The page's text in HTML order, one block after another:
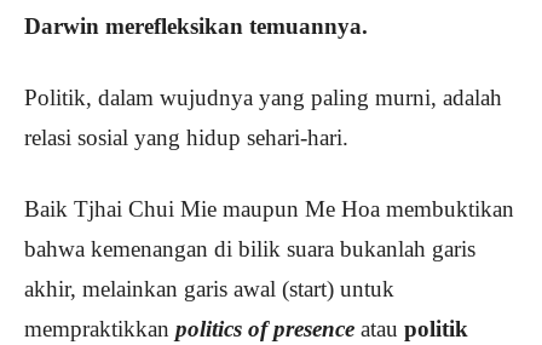
Darwin merefleksikan temuannya.
Politik, dalam wujudnya yang paling murni, adalah
relasi sosial yang hidup sehari-hari.
Baik Tjhai Chui Mie maupun Me Hoa membuktikan
bahwa kemenangan di bilik suara bukanlah garis
akhir, melainkan garis awal (start) untuk
mempraktikkan politics of presence atau politik